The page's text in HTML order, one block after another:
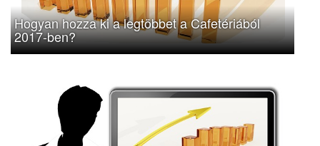
Hogyan hozza ki a legtöbbet a Cafetériából
2017-ben?